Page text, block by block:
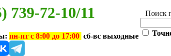
739-72-10/11
пн-пт с 8:00 до 17:00 сб-вс выходные
Поиск